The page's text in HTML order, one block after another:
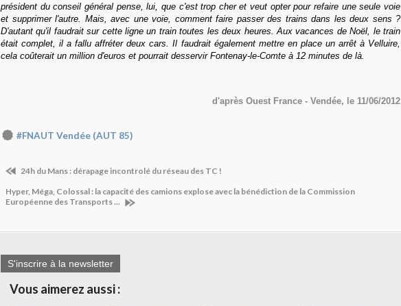
président du conseil général pense, lui, que c'est trop cher et veut opter pour refaire une seule voie
et supprimer l'autre. Mais, avec une voie, comment faire passer des trains dans les deux sens ?
D'autant qu'il faudrait sur cette ligne un train toutes les deux heures. Aux vacances de Noël, le train
était complet, il a fallu affréter deux cars. Il faudrait également mettre en place un arrêt à Velluire,
cela coûterait un million d'euros et pourrait desservir Fontenay-le-Comte à 12 minutes de là.
d'après Ouest France - Vendée, le 11/06/2012
#FNAUT Vendée (AUT 85)
24h du Mans : dérapage incontrolé du réseau des TC !
Hyper, Méga, Colossal : la capacité des camions explose avec la bénédiction de la Commission
Européenne des Transports ...
S'inscrire à la newsletter
Vous aimerez aussi :